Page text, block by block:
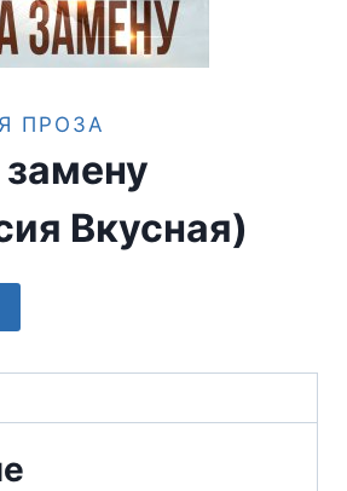
ПРОЗА
Вкусная)